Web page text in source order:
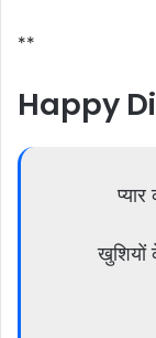
**
Happy
खुशियों